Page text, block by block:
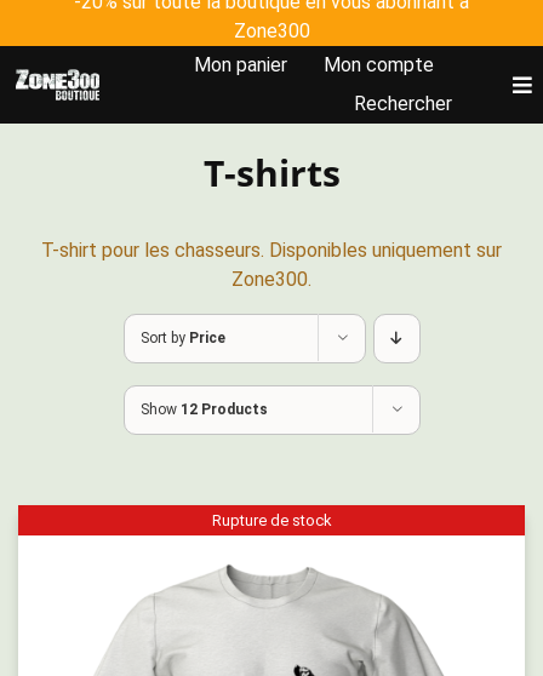
to
content
Zone300
Mon panier
Mon compte
Rechercher
Tous les produits
Johanna Clermont
Plateforme Zone300
T-shirts
T-shirt pour les chasseurs. Disponibles uniquement sur
Zone300.
Sort by Price
Show 12 Products
Rupture de stock